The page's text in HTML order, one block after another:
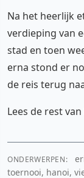
Na het heerlijk
verdieping van
stad en toen
erna stond er
de reis terug
Lees de rest
ONDERWERPEN:
toernooi, hanoi,